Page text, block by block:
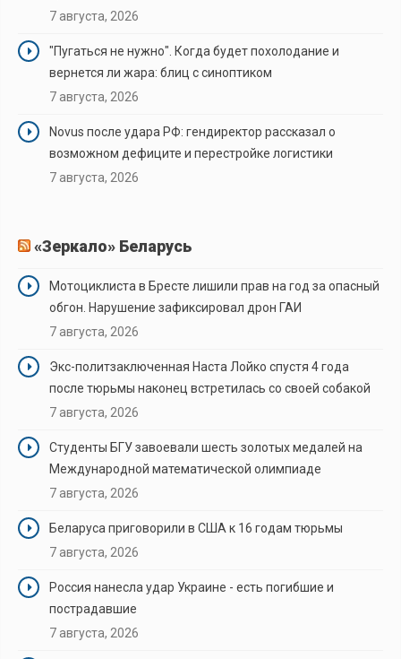
7 августа, 2026
"Пугаться не нужно". Когда будет похолодание и
вернется ли жара: блиц с синоптиком
7 августа, 2026
Novus после удара РФ: гендиректор рассказал о
возможном дефиците и перестройке логистики
7 августа, 2026
«Зеркало» Беларусь
Мотоциклиста в Бресте лишили прав на год за опасный
обгон. Нарушение зафиксировал дрон ГАИ
7 августа, 2026
Экс-политзаключенная Наста Лойко спустя 4 года
после тюрьмы наконец встретилась со своей собакой
7 августа, 2026
Студенты БГУ завоевали шесть золотых медалей на
Международной математической олимпиаде
7 августа, 2026
Беларуса приговорили в США к 16 годам тюрьмы
7 августа, 2026
Россия нанесла удар Украине - есть погибшие и
пострадавшие
7 августа, 2026